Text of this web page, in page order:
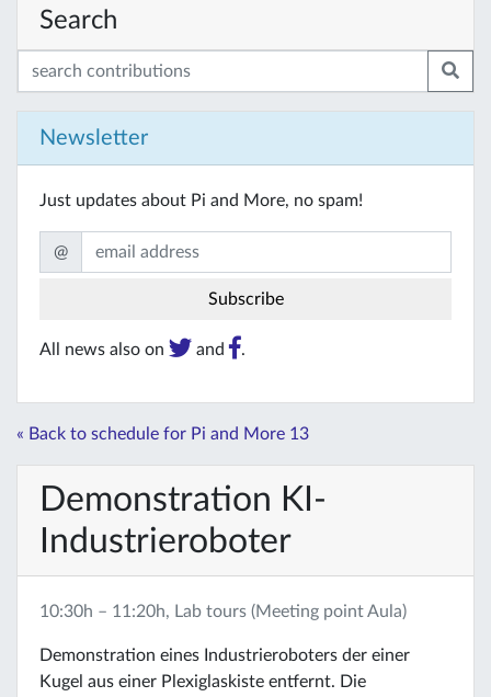
Search
Newsletter
Just updates about Pi and More, no spam!
@
All news also on and .
« Back to schedule for Pi and More 13
Demonstration KI-
Industrieroboter
10:30h – 11:20h, Lab tours (Meeting point Aula)
Demonstration eines Industrieroboters der einer
Kugel aus einer Plexiglaskiste entfernt. Die